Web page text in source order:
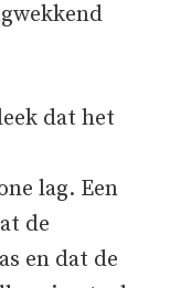
dat het
lag. Een
de
en dat de